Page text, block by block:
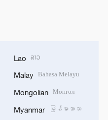
Lao ລາວ
Malay Bahasa Melayu
Mongolian Монгол
Myanmar မြန်မာဘာသာ